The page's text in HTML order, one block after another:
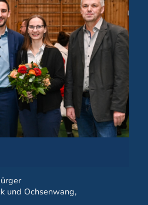
und Ochsenwang,